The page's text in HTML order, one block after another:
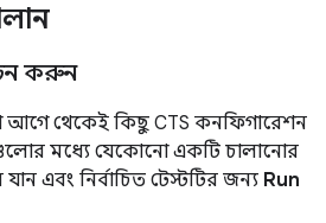
করুন
আগে থেকেই কিছু CTS কনফিগারেশন
মধ্যে যেকোনো একটি চালানোর
এবং নির্বাচিত টেস্টটির জন্য Run